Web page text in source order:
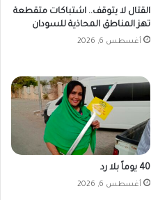
القتال لا يتوقف.. اشتباكات متقطعة
تهز المناطق المحاذية للسودان
أغسطس 6, 2026
40 يوماً بلا رد
أغسطس 6, 2026